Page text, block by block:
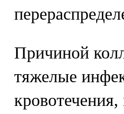
Причиной
тяжелые